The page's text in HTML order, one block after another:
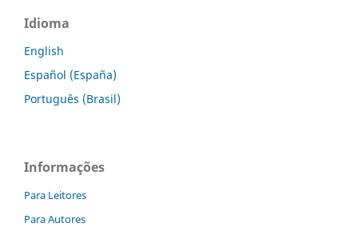
Idioma
English
Español (España)
Português (Brasil)
Informações
Para Leitores
Para Autores